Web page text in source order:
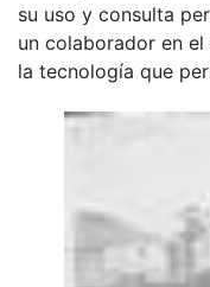
su uso y consulta
un colaborador en
la tecnología que